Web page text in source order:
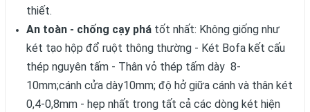
thiết.
An toàn - chống cạy phá tốt nhất: Không giống như
két tạo hộp đổ ruột thông thường - Két Bofa kết cấu
thép nguyên tấm - Thân vỏ thép tấm dày 8-
10mm;cánh cửa dày10mm; độ hở giữa cánh và thân két
0,4-0,8mm - hẹp nhất trong tất cả các dòng két hiện